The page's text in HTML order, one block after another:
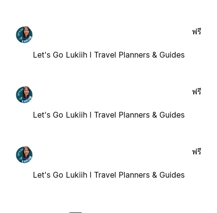
Let's Go Lukiih l Travel Planners & Guides
ฟรี
Let's Go Lukiih l Travel Planners & Guides
ฟรี
Let's Go Lukiih l Travel Planners & Guides
ฟรี